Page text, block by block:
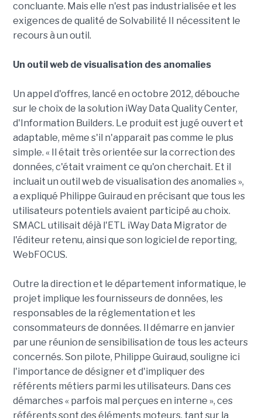
concluante. Mais elle n'est pas industrialisée et les
exigences de qualité de Solvabilité II nécessitent le
recours à un outil.
Un outil web de visualisation des anomalies
Un appel d'offres, lancé en octobre 2012, débouche
sur le choix de la solution iWay Data Quality Center,
d'Information Builders. Le produit est jugé ouvert et
adaptable, même s'il n'apparait pas comme le plus
simple. « Il était très orientée sur la correction des
données, c'était vraiment ce qu'on cherchait. Et il
incluait un outil web de visualisation des anomalies »,
a expliqué Philippe Guiraud en précisant que tous les
utilisateurs potentiels avaient participé au choix.
SMACL utilisait déjà l'ETL iWay Data Migrator de
l'éditeur retenu, ainsi que son logiciel de reporting,
WebFOCUS.
Outre la direction et le département informatique, le
projet implique les fournisseurs de données, les
responsables de la réglementation et les
consommateurs de données. Il démarre en janvier
par une réunion de sensibilisation de tous les acteurs
concernés. Son pilote, Philippe Guiraud, souligne ici
l'importance de désigner et d'impliquer des
référents métiers parmi les utilisateurs. Dans ces
démarches « parfois mal perçues en interne », ces
référents sont des éléments moteurs, tant sur la